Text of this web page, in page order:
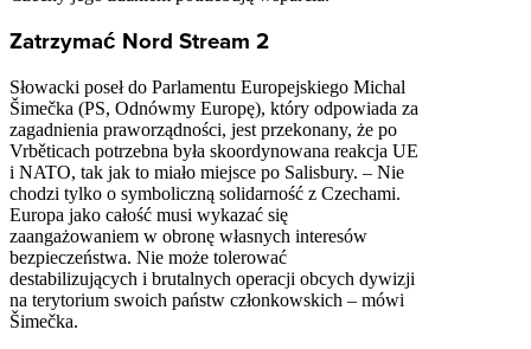
Zatrzymać Nord Stream 2
Słowacki poseł do Parlamentu Europejskiego Michal
Šimečka (PS, Odnówmy Europę), który odpowiada za
zagadnienia praworządności, jest przekonany, że po
Vrběticach potrzebna była skoordynowana reakcja UE
i NATO, tak jak to miało miejsce po Salisbury. – Nie
chodzi tylko o symboliczną solidarność z Czechami.
Europa jako całość musi wykazać się
zaangażowaniem w obronę własnych interesów
bezpieczeństwa. Nie może tolerować
destabilizujących i brutalnych operacji obcych dywizji
na terytorium swoich państw członkowskich – mówi
Šimečka.